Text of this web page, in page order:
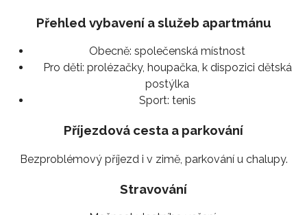
Přehled vybavení a služeb apartmánu
Obecně: společenská místnost
Pro děti: prolézačky, houpačka, k dispozici dětská
postýlka
Sport: tenis
Příjezdová cesta a parkování
Bezproblémový příjezd i v zimě, parkování u chalupy.
Stravování